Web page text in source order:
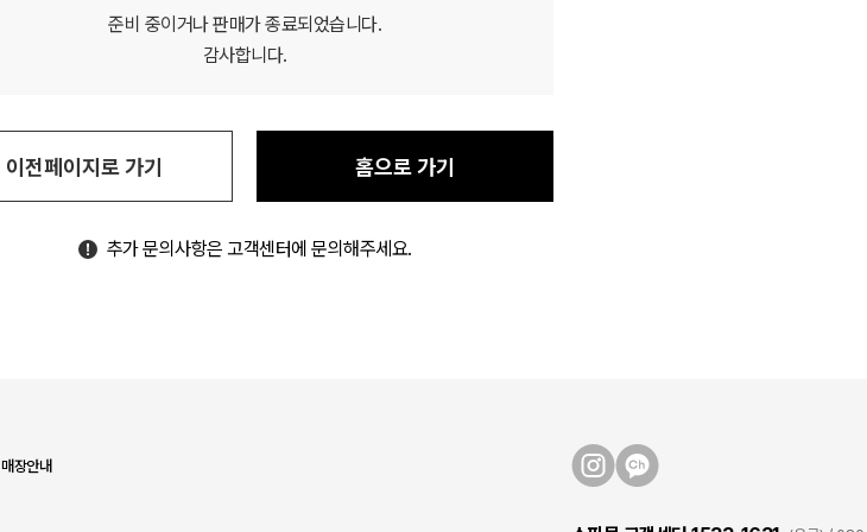
준비 중이거나 판매가 종료되었습니다.
감사합니다.
이전페이지로 가기 홈으로 가기
추가 문의사항은 고객센터에 문의해주세요.
매장안내